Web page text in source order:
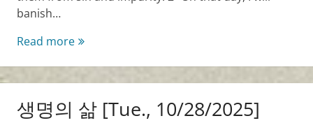
banish…
Read moreLiving
생명의 삶 [Tue., 10/28/2025]